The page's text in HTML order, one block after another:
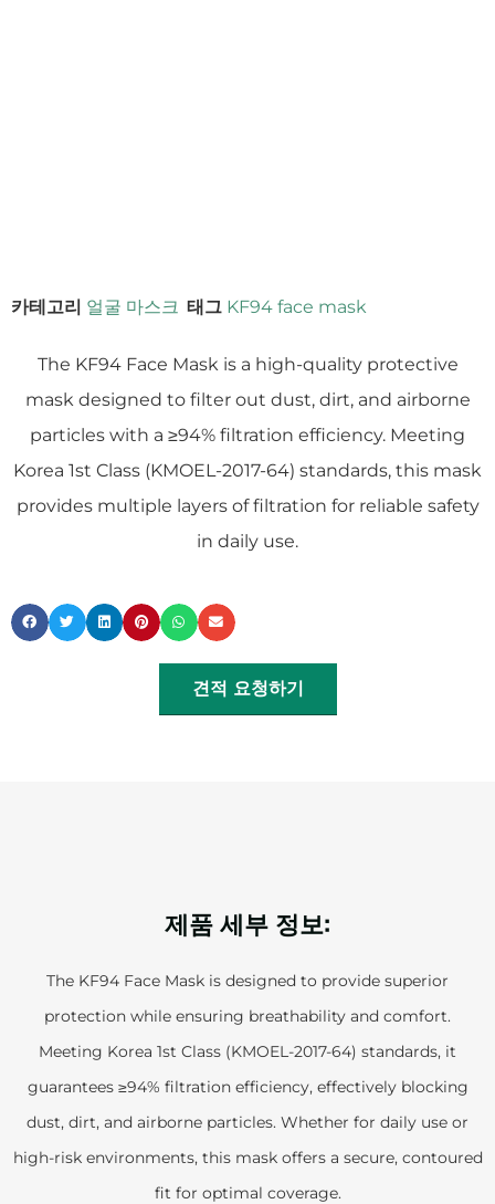
카테고리 얼굴 마스크 태그 KF94 face mask
The KF94 Face Mask is a high-quality protective
mask designed to filter out dust, dirt, and airborne
particles with a ≥94% filtration efficiency. Meeting
Korea 1st Class (KMOEL-2017-64) standards, this mask
provides multiple layers of filtration for reliable safety
in daily use.
견적 요청하기
제품 세부 정보:
The KF94 Face Mask is designed to provide superior
protection while ensuring breathability and comfort.
Meeting Korea 1st Class (KMOEL-2017-64) standards, it
guarantees ≥94% filtration efficiency, effectively blocking
dust, dirt, and airborne particles. Whether for daily use or
high-risk environments, this mask offers a secure, contoured
fit for optimal coverage.